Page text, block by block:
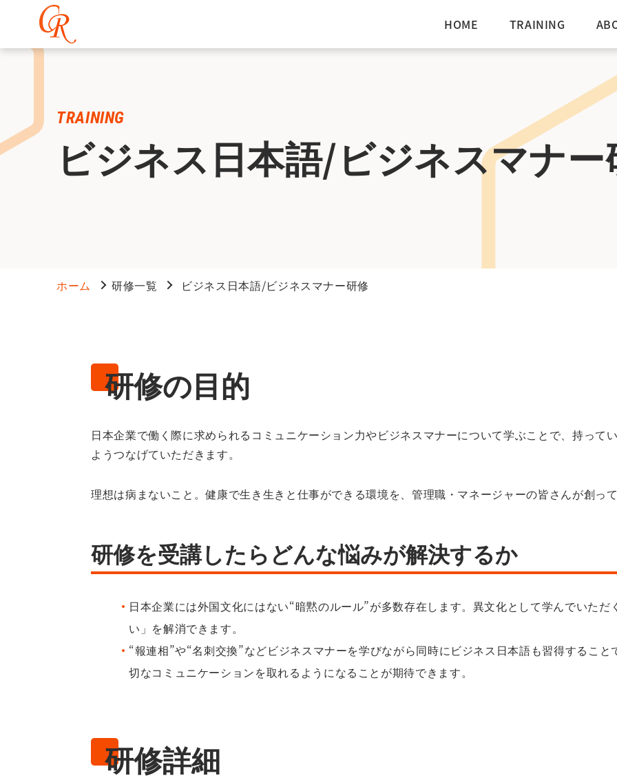
HOME TRAINING
TRAINING
ビジネス日本語/ビジネスマナー
ホーム 研修一覧 ビジネス日本語/ビジネスマナー研修
研修の目的
日本企業で働く際に求められるコミュニケーション力やビジネスマナーについて学ぶことで、持って
ようつなげていただきます。
理想は病まないこと。健康で生き生きと仕事ができる環境を、管理職・マネージャーの皆さんが創って
研修を受講したらどんな悩みが解決するか
日本企業には外国文化にはない“暗黙のルール”が多数存在します。異文化として学んでいた
い」を解消できます。
“報連相”や“名刺交換”などビジネスマナーを学びながら同時にビジネス日本語も習得するこ
切なコミュニケーションを取れるようになることが期待できます。
研修詳細